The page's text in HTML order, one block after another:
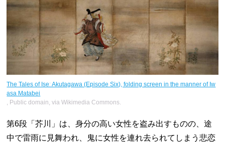
The Tales of Iseː Akutagawa (Episode Six), folding screen in the manner of Iw
asa Matabei
, Public domain, via Wikimedia Commons.
第6段「芥川」は、身分の高い女性を盗み出すものの、途
中で雷雨に見舞われ、鬼に女性を連れ去られてしまう悲恋